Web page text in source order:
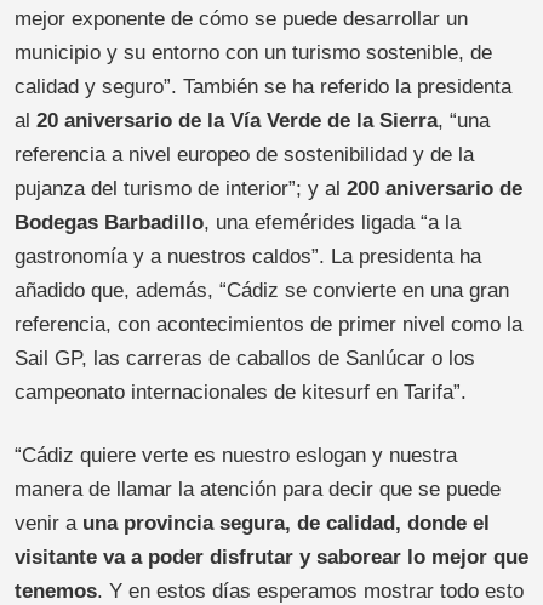
mejor exponente de cómo se puede desarrollar un
municipio y su entorno con un turismo sostenible, de
calidad y seguro”. También se ha referido la presidenta
al 20 aniversario de la Vía Verde de la Sierra, “una
referencia a nivel europeo de sostenibilidad y de la
pujanza del turismo de interior”; y al 200 aniversario de
Bodegas Barbadillo, una efemérides ligada “a la
gastronomía y a nuestros caldos”. La presidenta ha
añadido que, además, “Cádiz se convierte en una gran
referencia, con acontecimientos de primer nivel como la
Sail GP, las carreras de caballos de Sanlúcar o los
campeonato internacionales de kitesurf en Tarifa”.
“Cádiz quiere verte es nuestro eslogan y nuestra
manera de llamar la atención para decir que se puede
venir a una provincia segura, de calidad, donde el
visitante va a poder disfrutar y saborear lo mejor que
tenemos. Y en estos días esperamos mostrar todo esto